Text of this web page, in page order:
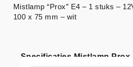
Specificaties Mistlamp Prox
Mistlamp “Prox” E4 – 1 stuks –
100 x 75 mm – wit